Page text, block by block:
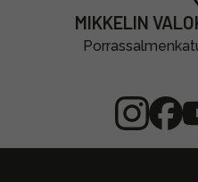
MIKKELIN